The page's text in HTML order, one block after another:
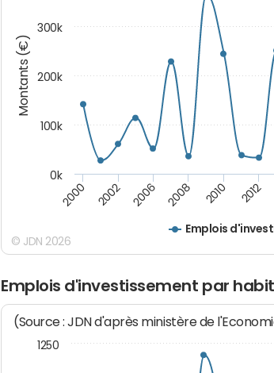
Montants (€)
Emplois
2000 2002 2006 2008 2010 2012
0k
100k
200k
300k
© JDN 2026
Emplois d'investissement par
(Source : JDN d'après ministère de
1250